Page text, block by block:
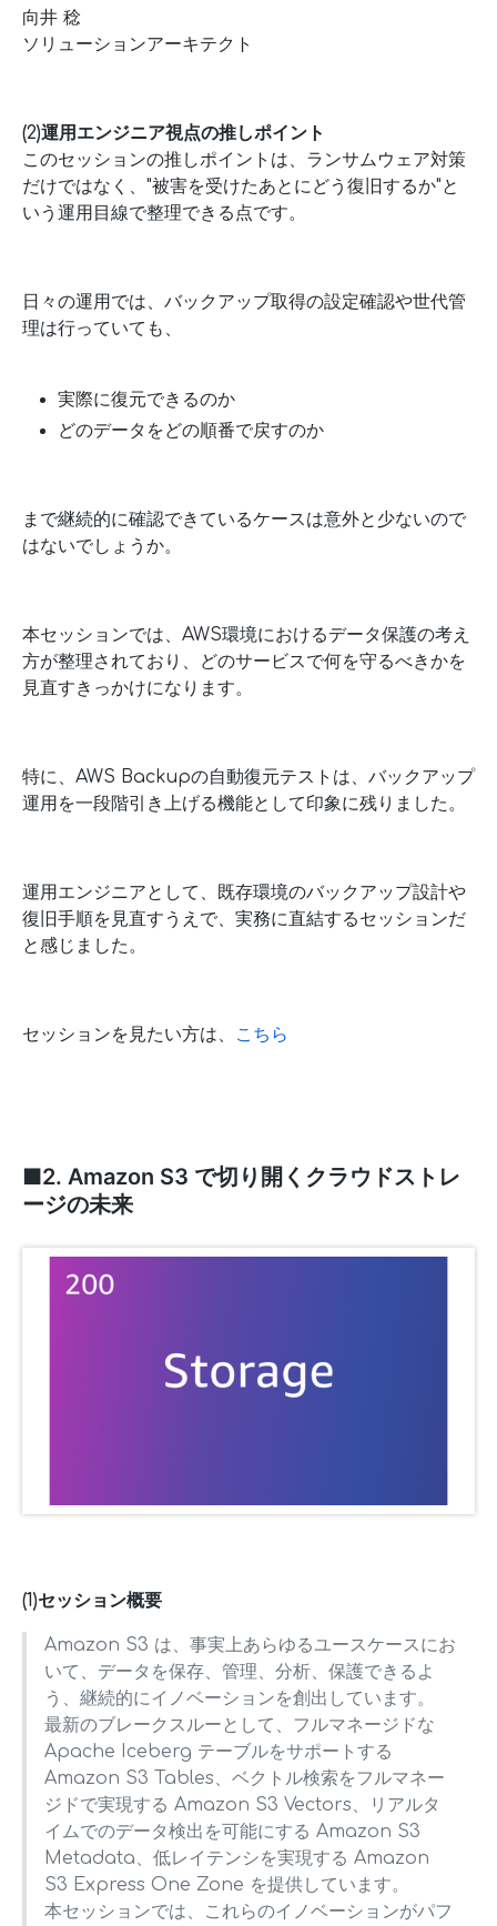
向井 稔
ソリューションアーキテクト
(2)運用エンジニア視点の推しポイント
このセッションの推しポイントは、ランサムウェア対策
だけではなく、"被害を受けたあとにどう復旧するか"と
いう運用目線で整理できる点です。
日々の運用では、バックアップ取得の設定確認や世代管
理は行っていても、
実際に復元できるのか
どのデータをどの順番で戻すのか
まで継続的に確認できているケースは意外と少ないので
はないでしょうか。
本セッションでは、AWS環境におけるデータ保護の考え
方が整理されており、どのサービスで何を守るべきかを
見直すきっかけになります。
特に、AWS Backupの自動復元テストは、バックアップ
運用を一段階引き上げる機能として印象に残りました。
運用エンジニアとして、既存環境のバックアップ設計や
復旧手順を見直すうえで、実務に直結するセッションだ
と感じました。
セッションを見たい方は、 こちら
■2. Amazon S3 で切り開くクラウドストレ
ージの未来
(1)セッション概要
Amazon S3 は、事実上あらゆるユースケースにお
いて、データを保存、管理、分析、保護できるよ
う、継続的にイノベーションを創出しています。
最新のブレークスルーとして、フルマネージドな
Apache Iceberg テーブルをサポートする
Amazon S3 Tables、ベクトル検索をフルマネー
ジドで実現する Amazon S3 Vectors、リアルタ
イムでのデータ検出を可能にする Amazon S3
Metadata、低レイテンシを実現する Amazon
S3 Express One Zone を提供しています。
本セッションでは、これらのイノベーションがパフ